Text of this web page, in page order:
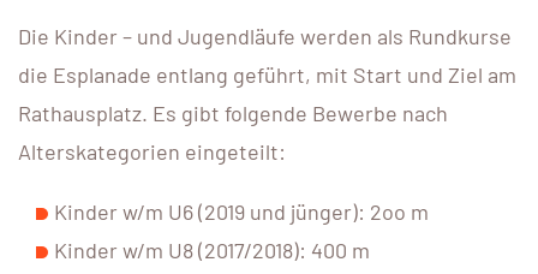
Die Kinder – und Jugendläufe werden als Rundkurse
die Esplanade entlang geführt, mit Start und Ziel am
Rathausplatz. Es gibt folgende Bewerbe nach
Alterskategorien eingeteilt:
Kinder w/m U6 (2019 und jünger): 2oo m
Kinder w/m U8 (2017/2018): 400 m